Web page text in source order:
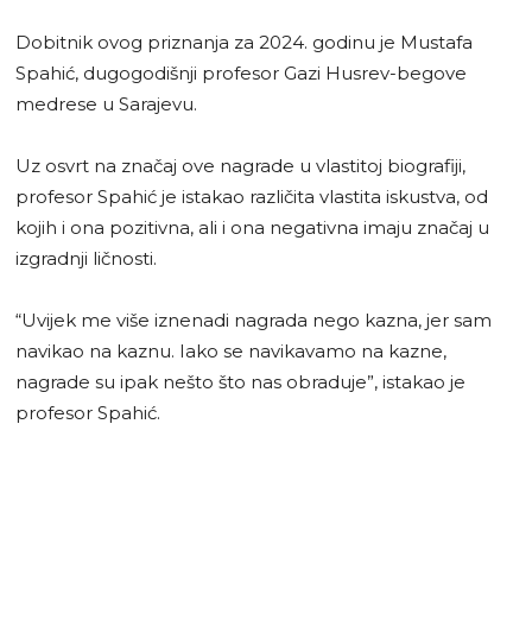
Dobitnik ovog priznanja za 2024. godinu je Mustafa
Spahić, dugogodišnji profesor Gazi Husrev-begove
medrese u Sarajevu.
Uz osvrt na značaj ove nagrade u vlastitoj biografiji,
profesor Spahić je istakao različita vlastita iskustva, od
kojih i ona pozitivna, ali i ona negativna imaju značaj u
izgradnji ličnosti.
“Uvijek me više iznenadi nagrada nego kazna, jer sam
navikao na kaznu. Iako se navikavamo na kazne,
nagrade su ipak nešto što nas obraduje”, istakao je
profesor Spahić.